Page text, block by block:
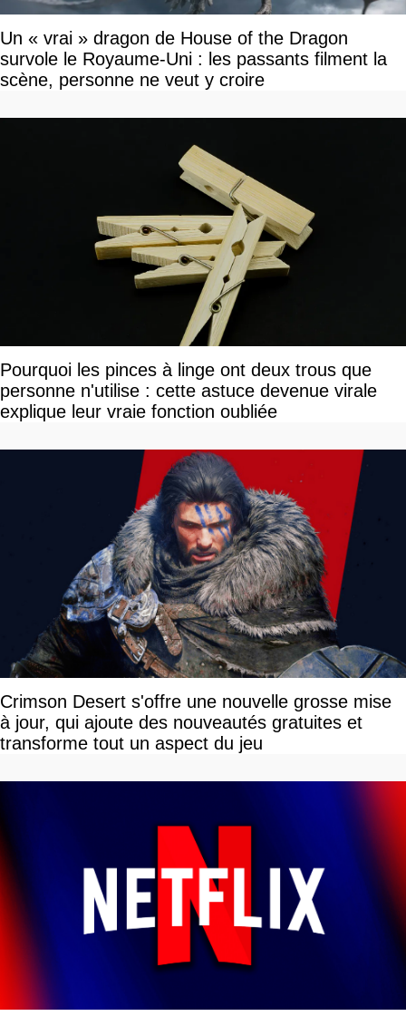
Un « vrai » dragon de House of the Dragon
survole le Royaume-Uni : les passants filment la
scène, personne ne veut y croire
Pourquoi les pinces à linge ont deux trous que
personne n'utilise : cette astuce devenue virale
explique leur vraie fonction oubliée
Crimson Desert s'offre une nouvelle grosse mise
à jour, qui ajoute des nouveautés gratuites et
transforme tout un aspect du jeu